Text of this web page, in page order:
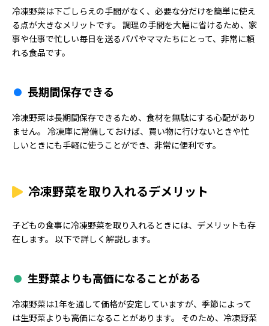
冷凍野菜は下ごしらえの手間がなく、必要な分だけを簡単に使え
る点が大きなメリットです。 調理の手間を大幅に省けるため、家
事や仕事で忙しい毎日を送るパパやママたちにとって、非常に頼
れる食品です。
長期間保存できる
冷凍野菜は長期間保存できるため、食材を無駄にする心配があり
ません。 冷凍庫に常備しておけば、買い物に行けないときや忙
しいときにも手軽に使うことができ、非常に便利です。
冷凍野菜を取り入れるデメリット
子どもの食事に冷凍野菜を取り入れるときには、デメリットも存
在します。 以下で詳しく解説します。
生野菜よりも高価になることがある
冷凍野菜は1年を通して価格が安定していますが、季節によって
は生野菜よりも高価になることがあります。 そのため、冷凍野菜